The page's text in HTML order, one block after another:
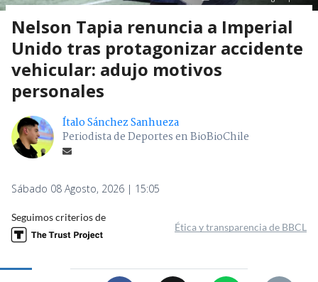
Nelson Tapia renuncia a Imperial
Unido tras protagonizar accidente
vehicular: adujo motivos
personales
Ítalo Sánchez Sanhueza
Periodista de Deportes en BioBioChile
Sábado 08 Agosto, 2026 | 15:05
Seguimos criterios de
Ética y transparencia de BBCL